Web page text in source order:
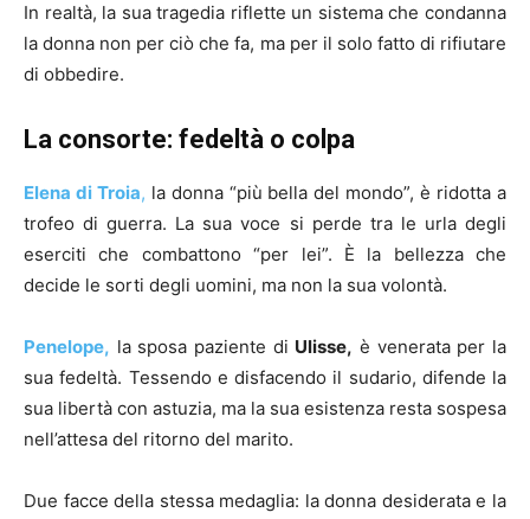
In realtà, la sua tragedia riflette un sistema che condanna
la donna non per ciò che fa, ma per il solo fatto di rifiutare
di obbedire.
La consorte: fedeltà o colpa
Elena di Troia, la donna “più bella del mondo”, è ridotta a
trofeo di guerra. La sua voce si perde tra le urla degli
eserciti che combattono “per lei”. È la bellezza che
decide le sorti degli uomini, ma non la sua volontà.
Penelope, la sposa paziente di Ulisse, è venerata per la
sua fedeltà. Tessendo e disfacendo il sudario, difende la
sua libertà con astuzia, ma la sua esistenza resta sospesa
nell’attesa del ritorno del marito.
Due facce della stessa medaglia: la donna desiderata e la